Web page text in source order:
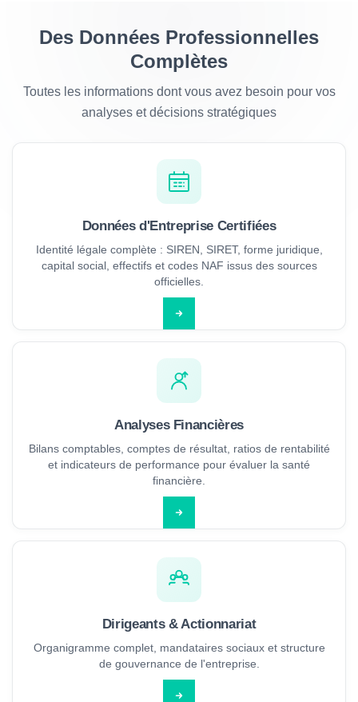
Des Données Professionnelles
Complètes
Toutes les informations dont vous avez besoin pour vos
analyses et décisions stratégiques
Données d'Entreprise Certifiées
Identité légale complète : SIREN, SIRET, forme juridique,
capital social, effectifs et codes NAF issus des sources
officielles.
Analyses Financières
Bilans comptables, comptes de résultat, ratios de rentabilité
et indicateurs de performance pour évaluer la santé
financière.
Dirigeants & Actionnariat
Organigramme complet, mandataires sociaux et structure
de gouvernance de l'entreprise.